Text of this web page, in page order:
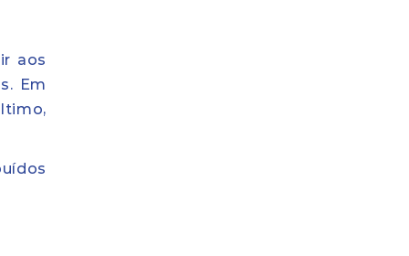
aos
Em